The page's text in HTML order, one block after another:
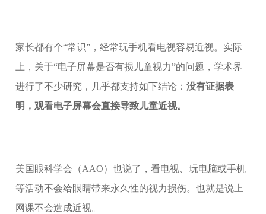
家长都有个“常识”，经常玩手机看电视容易近视。实际
上，关于“电子屏幕是否有损儿童视力”的问题，学术界
进行了不少研究，几乎都支持如下结论：没有证据表
明，观看电子屏幕会直接导致儿童近视。
美国眼科学会（AAO）也说了，看电视、玩电脑或手机
等活动不会给眼睛带来永久性的视力损伤。也就是说上
网课不会造成近视。